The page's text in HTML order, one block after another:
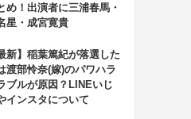
め！出演者に三浦春馬・
星・成宮寛貴
新】稲葉篤紀が落選した
渡部怜奈(嫁)のパワハラ
ブルが原因？LINEいじ
インスタについて